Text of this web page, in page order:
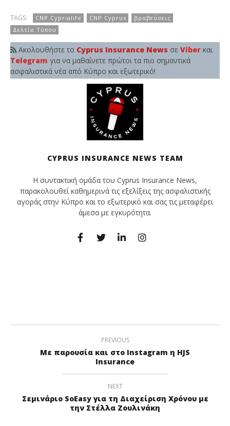
TAGS: CNP Cyprialife CNP Cyprus
βραβεύσεις
Δελτίο Τύπου
Ακολουθήστε το Cyprus Insurance News σε Viber και
Telegram για να μαθαίνετε πρώτοι τα πιο σημαντικά
ασφαλιστικά νέα από Κύπρο και εξωτερικό!
CYPRUS INSURANCE NEWS TEAM
Η συντακτική ομάδα του Cyprus Insurance News,
παρακολουθεί καθημερινά τις εξελίξεις της ασφαλιστικής
αγοράς στην Κύπρο και το εξωτερικό και σας τις μεταφέρει
άμεσα με εγκυρότητα.
PREVIOUS
Με παρουσία και στο Instagram η HJS
Insurance
NEXT
Σεμινάριο SoEasy για τη Διαχείριση Χρόνου με
την Στέλλα Ζουλινάκη